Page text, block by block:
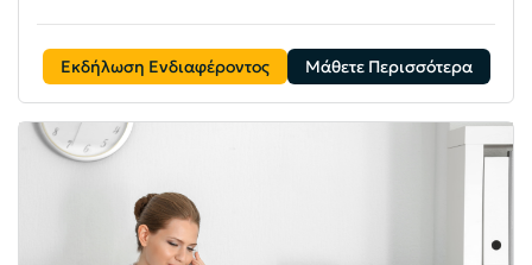
Εκδήλωση Ενδιαφέροντος Μάθετε Περισσότερα